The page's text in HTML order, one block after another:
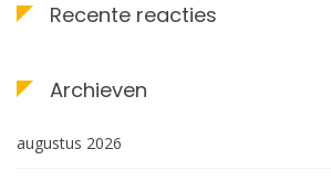
Recente reacties
Archieven
augustus 2026